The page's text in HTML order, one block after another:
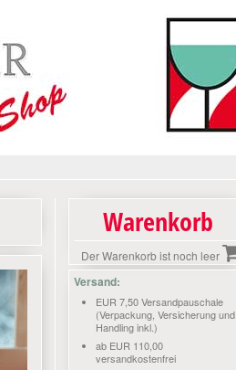
Warenkorb
Der Warenkorb ist noch leer
Versand:
EUR 7,50 Versandpauschale
(Verpackung, Versicherung und
Handling inkl.)
ab EUR 110,00
versandkostenfrei